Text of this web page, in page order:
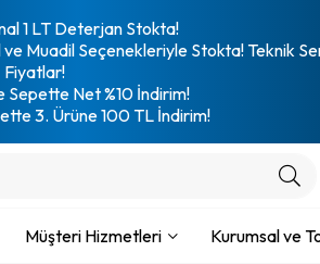
1 LT Deterjan Stokta!
Muadil Seçenekleriyle Stokta! Teknik
Fiyatlar!
Sepette Net %10 İndirim!
3. Ürüne 100 TL İndirim!
Müşteri Hizmetleri Kurumsal ve